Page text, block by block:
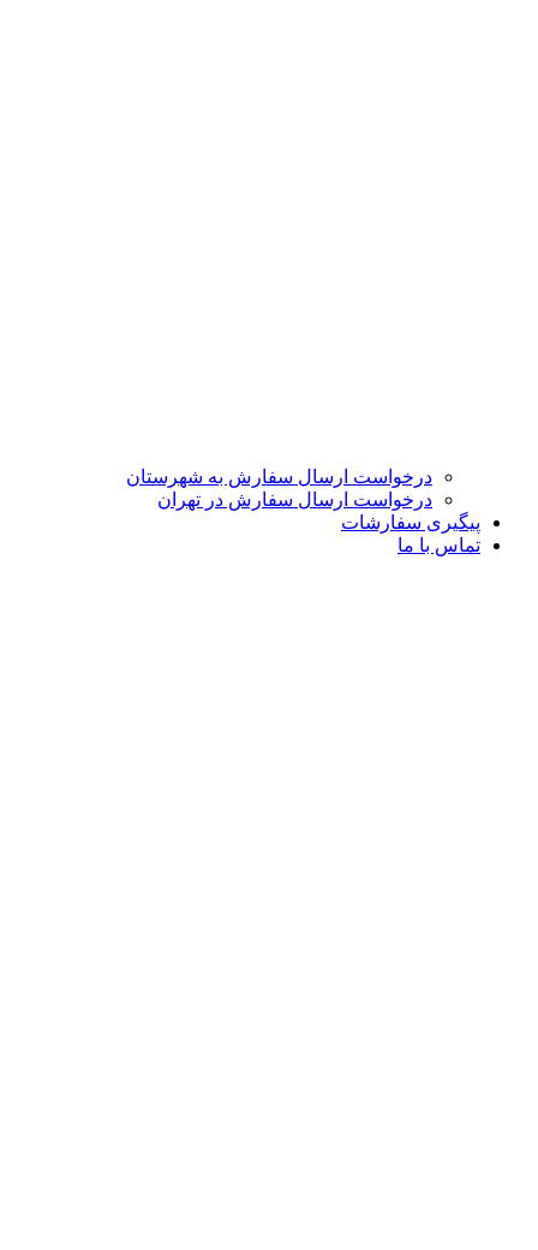
درخواست ارسال سفارش به شهرستان
درخواست ارسال سفارش در تهران
پیگیری سفارشات
تماس با ما